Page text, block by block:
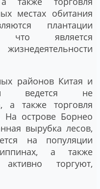
местах обитания
плантации
что является
районов Китая и
ведется не
а также торговля
острове Борнео
вырубка лесов,
на популяции
а также
торгуют,